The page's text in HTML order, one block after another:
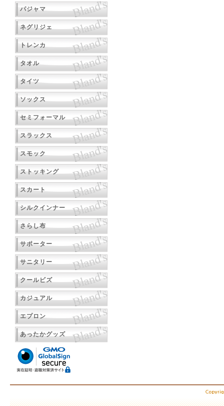
パジャマ
ネグリジェ
トレンカ
タオル
タイツ
ソックス
セミフォーマル
スラックス
スモック
ストッキング
スカート
シルクインナー
さらし布
サポーター
サニタリー
クールビズ
カジュアル
エプロン
あったかグッズ